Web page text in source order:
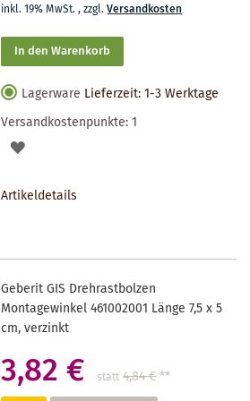
inkl. 19% MwSt.,zzgl.Versandkosten
In den Warenkorb
Lagerware Lieferzeit: 1-3 Werktage
Versandkostenpunkte:1
AUF
Artikeldetails
Geberit GIS Drehrastbolzen
Montagewinkel 461002001 Länge 7,5 x 5
cm, verzinkt
3,82 € statt 4,84 €**